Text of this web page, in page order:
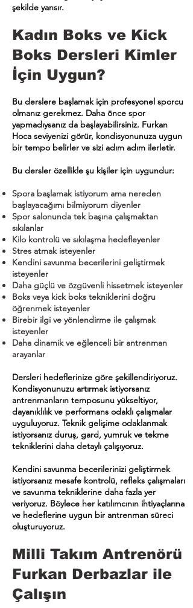
şekilde yansır.
Kadın Boks ve Kick
Boks Dersleri Kimler
İçin Uygun?
Bu derslere başlamak için profesyonel sporcu
olmanız gerekmez. Daha önce spor
yapmadıysanız da başlayabilirsiniz. Furkan
Hoca seviyenizi görür, kondisyonunuza uygun
bir tempo belirler ve sizi adım adım ilerletir.
Bu dersler özellikle şu kişiler için uygundur:
Spora başlamak istiyorum ama nereden
başlayacağımı bilmiyorum diyenler
Spor salonunda tek başına çalışmaktan
sıkılanlar
Kilo kontrolü ve sıkılaşma hedefleyenler
Stres atmak isteyenler
Kendini savunma becerilerini geliştirmek
isteyenler
Daha güçlü ve özgüvenli hissetmek isteyenler
Boks veya kick boks tekniklerini doğru
öğrenmek isteyenler
Birebir ilgi ve yönlendirme ile çalışmak
isteyenler
Daha dinamik ve eğlenceli bir antrenman
arayanlar
Dersleri hedeflerinize göre şekillendiriyoruz.
Kondisyonunuzu artırmak istiyorsanız
antrenmanların temposunu yükseltiyor,
dayanıklılık ve performans odaklı çalışmalar
uyguluyoruz. Teknik gelişime odaklanmak
istiyorsanız duruş, gard, yumruk ve tekme
tekniklerini daha detaylı çalışıyoruz.
Kendini savunma becerilerinizi geliştirmek
istiyorsanız mesafe kontrolü, refleks çalışmaları
ve savunma tekniklerine daha fazla yer
veriyoruz. Böylece her katılımcının ihtiyaçlarına
ve hedeflerine uygun bir antrenman süreci
oluşturuyoruz.
Milli Takım Antrenörü
Furkan Derbazlar ile
Çalışın